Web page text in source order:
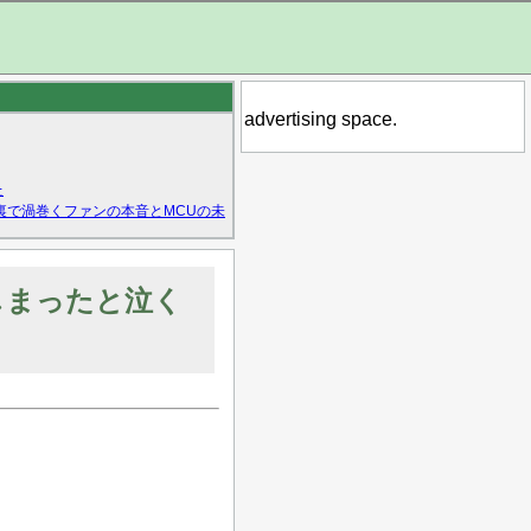
で渦巻くファンの本音とMCUの未
ったと泣く
advertising space.